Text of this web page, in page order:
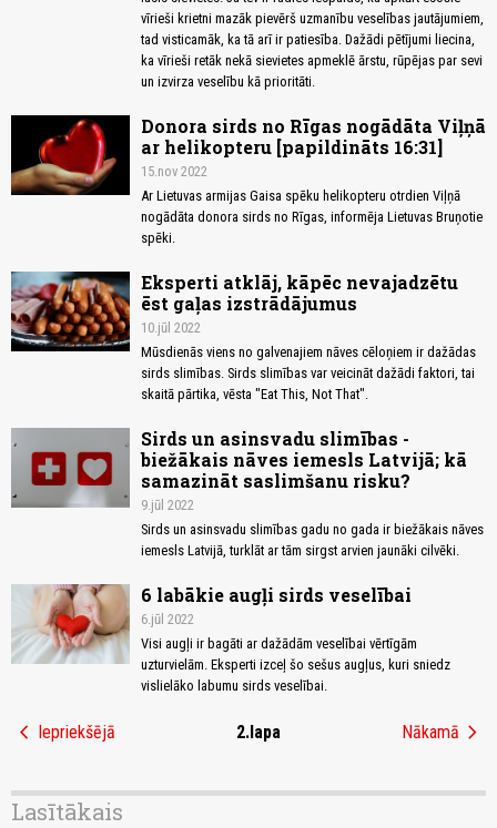
vīrieši krietni mazāk pievērš uzmanību veselības jautājumiem,
tad visticamāk, ka tā arī ir patiesība. Dažādi pētījumi liecina,
ka vīrieši retāk nekā sievietes apmeklē ārstu, rūpējas par sevi
un izvirza veselību kā prioritāti.
Donora sirds no Rīgas nogādāta Viļņā
ar helikopteru [papildināts 16:31]
15.nov 2022
Ar Lietuvas armijas Gaisa spēku helikopteru otrdien Viļņā
nogādāta donora sirds no Rīgas, informēja Lietuvas Bruņotie
spēki.
Eksperti atklāj, kāpēc nevajadzētu
ēst gaļas izstrādājumus
10.jūl 2022
Mūsdienās viens no galvenajiem nāves cēloņiem ir dažādas
sirds slimības. Sirds slimības var veicināt dažādi faktori, tai
skaitā pārtika, vēsta "Eat This, Not That".
Sirds un asinsvadu slimības -
biežākais nāves iemesls Latvijā; kā
samazināt saslimšanu risku?
9.jūl 2022
Sirds un asinsvadu slimības gadu no gada ir biežākais nāves
iemesls Latvijā, turklāt ar tām sirgst arvien jaunāki cilvēki.
6 labākie augļi sirds veselībai
6.jūl 2022
Visi augļi ir bagāti ar dažādām veselībai vērtīgām
uzturvielām. Eksperti izceļ šo sešus augļus, kuri sniedz
vislielāko labumu sirds veselībai.
chevron_left Iepriekšējā 2.lapa Nākamā chevron_right
Lasītākais